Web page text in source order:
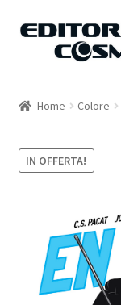
Vai
Vai
Carrello
Home Colore
IN OFFERTA!